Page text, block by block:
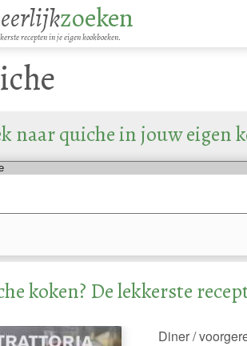
zoeken
recepten in je eigen kookboeken.
naar quiche in jouw eigen
koken? De lekkerste
Diner /